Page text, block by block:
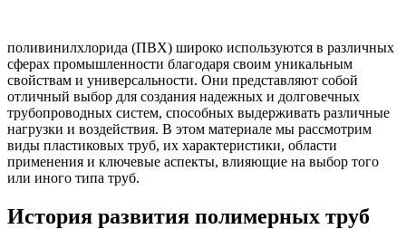
поливинилхлорида (ПВХ) широко используются в различных
сферах промышленности благодаря своим уникальным
свойствам и универсальности. Они представляют собой
отличный выбор для создания надежных и долговечных
трубопроводных систем, способных выдерживать различные
нагрузки и воздействия. В этом материале мы рассмотрим
виды пластиковых труб, их характеристики, области
применения и ключевые аспекты, влияющие на выбор того
или иного типа труб.
История развития полимерных труб